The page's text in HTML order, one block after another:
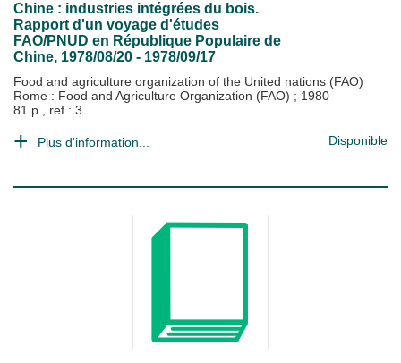
Chine : industries intégrées du bois.
Rapport d'un voyage d'études
FAO/PNUD en République Populaire de
Chine, 1978/08/20 - 1978/09/17
Food and agriculture organization of the United nations (FAO)
Rome : Food and Agriculture Organization (FAO) ; 1980
81 p., ref.: 3
Plus d'information... Disponible